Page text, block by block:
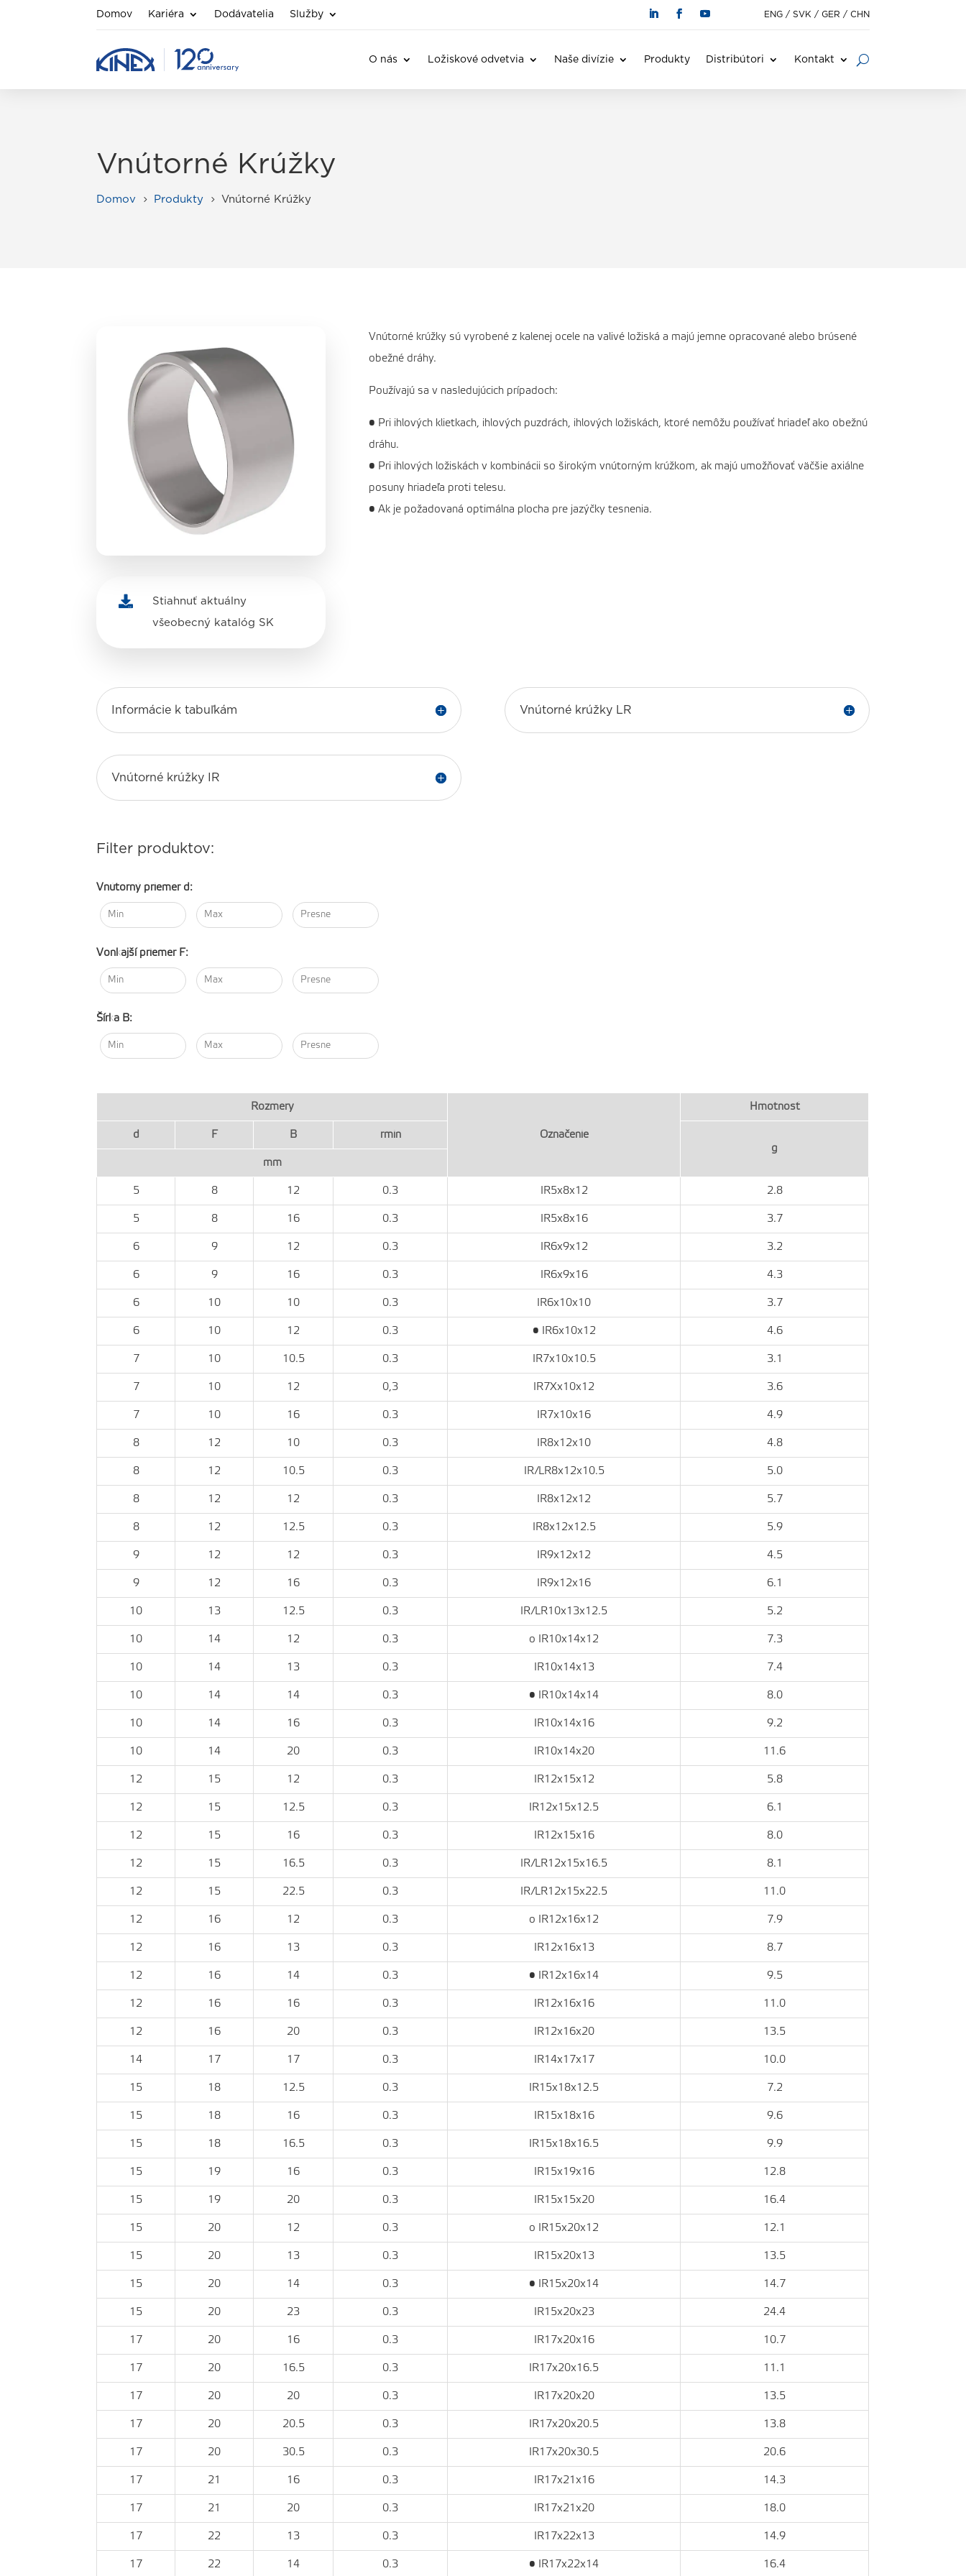
Domov Kariéra Dodávatelia Služby ENG/ SVK / GER / CHN
O nás Ložiskové odvetvia Naše divízie Produkty Distribútori Kontakt
Vnútorné Krúžky
Domov 5 Produkty 5 Vnútorné Krúžky

Stiahnuť aktuálny
všeobecný katalóg SK
Vnútorné krúžky sú vyrobené z kalenej ocele na valivé ložiská a majú jemne opracované alebo brúsené
obežné dráhy.
Používajú sa v nasledujúcich prípadoch:
• Pri ihlových klietkach, ihlových puzdrách, ihlových ložiskách, ktoré nemôžu používať hriadeľ ako obežnú
dráhu.
• Pri ihlových ložiskách v kombinácii so širokým vnútorným krúžkom, ak majú umožňovať väčšie axiálne
posuny hriadeľa proti telesu.
• Ak je požadovaná optimálna plocha pre jazýčky tesnenia.
Informácie k tabuľkám
Vnútorné krúžky IR
Vnútorné krúžky LR
Filter produktov:
Vnútorný priemer d:
Vonkajší priemer F:
Šírka B:
Rozmery
Označenie
Hmotnosť
d F B
rmin
g
mm
5 8 12 0.3 IR5x8x12 2.8
5 8 16 0.3 IR5x8x16 3.7
6 9 12 0.3 IR6x9x12 3.2
6 9 16 0.3 IR6x9x16 4.3
6 10 10 0.3 IR6x10x10 3.7
6 10 12 0.3 • IR6x10x12 4.6
7 10 10.5 0.3 IR7x10x10.5 3.1
7 10 12 0,3 IR7Xx10x12 3.6
7 10 16 0.3 IR7x10x16 4.9
8 12 10 0.3 IR8x12x10 4.8
8 12 10.5 0.3 IR/LR8x12x10.5 5.0
8 12 12 0.3 IR8x12x12 5.7
8 12 12.5 0.3 IR8x12x12.5 5.9
9 12 12 0.3 IR9x12x12 4.5
9 12 16 0.3 IR9x12x16 6.1
10 13 12.5 0.3 IR/LR10x13x12.5 5.2
10 14 12 0.3 o IR10x14x12 7.3
10 14 13 0.3 IR10x14x13 7.4
10 14 14 0.3 • IR10x14x14 8.0
10 14 16 0.3 IR10x14x16 9.2
10 14 20 0.3 IR10x14x20 11.6
12 15 12 0.3 IR12x15x12 5.8
12 15 12.5 0.3 IR12x15x12.5 6.1
12 15 16 0.3 IR12x15x16 8.0
12 15 16.5 0.3 IR/LR12x15x16.5 8.1
12 15 22.5 0.3 IR/LR12x15x22.5 11.0
12 16 12 0.3 o IR12x16x12 7.9
12 16 13 0.3 IR12x16x13 8.7
12 16 14 0.3 • IR12x16x14 9.5
12 16 16 0.3 IR12x16x16 11.0
12 16 20 0.3 IR12x16x20 13.5
14 17 17 0.3 IR14x17x17 10.0
15 18 12.5 0.3 IR15x18x12.5 7.2
15 18 16 0.3 IR15x18x16 9.6
15 18 16.5 0.3 IR15x18x16.5 9.9
15 19 16 0.3 IR15x19x16 12.8
15 19 20 0.3 IR15x15x20 16.4
15 20 12 0.3 o IR15x20x12 12.1
15 20 13 0.3 IR15x20x13 13.5
15 20 14 0.3 • IR15x20x14 14.7
15 20 23 0.3 IR15x20x23 24.4
17 20 16 0.3 IR17x20x16 10.7
17 20 16.5 0.3 IR17x20x16.5 11.1
17 20 20 0.3 IR17x20x20 13.5
17 20 20.5 0.3 IR17x20x20.5 13.8
17 20 30.5 0.3 IR17x20x30.5 20.6
17 21 16 0.3 IR17x21x16 14.3
17 21 20 0.3 IR17x21x20 18.0
17 22 13 0.3 IR17x22x13 14.9
17 22 14 0.3 • IR17x22x14 16.4